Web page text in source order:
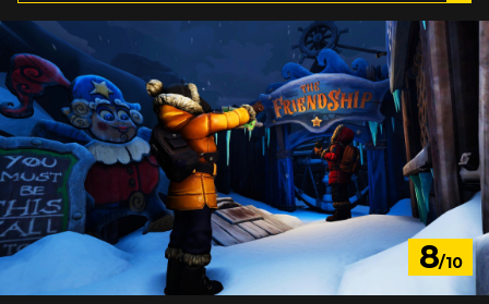
8/10